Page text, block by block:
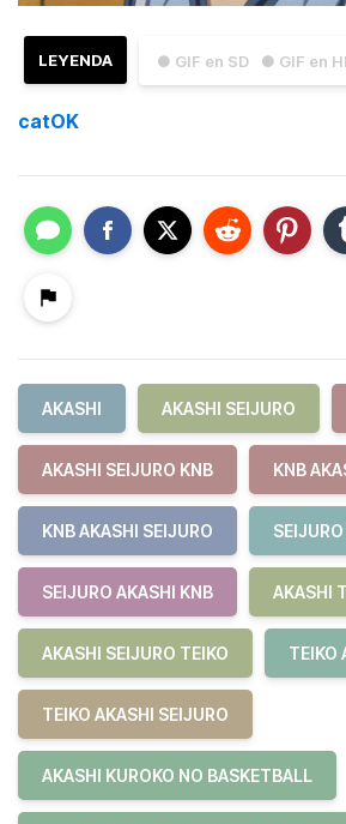
● GIF en SD ● GIF en
LEYENDA
catOK
AKASHI AKASHI SEIJURO
AKASHI SEIJURO KNB KNB
KNB AKASHI SEIJURO
SEIJURO AKASHI KNB AKASHI
AKASHI SEIJURO TEIKO TEIKO
TEIKO AKASHI SEIJURO
AKASHI KUROKO NO BASKETBALL